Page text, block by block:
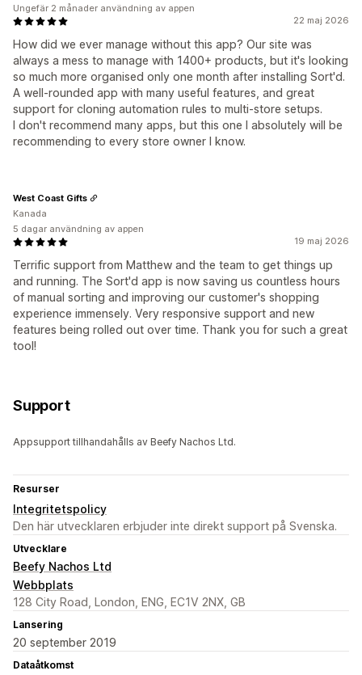
22 maj 2026
How did we ever manage without this app? Our site was
always a mess to manage with 1400+ products, but it's looking
so much more organised only one month after installing Sort'd.
A well-rounded app with many useful features, and great
support for cloning automation rules to multi-store setups.
I don't recommend many apps, but this one I absolutely will be
recommending to every store owner I know.
Ungefär 2 månader användning av appen
19 maj 2026
Terrific support from Matthew and the team to get things up
and running. The Sort'd app is now saving us countless hours
of manual sorting and improving our customer's shopping
experience immensely. Very responsive support and new
features being rolled out over time. Thank you for such a great
tool!
West Coast Gifts
Kanada
5 dagar användning av appen
Support
Appsupport tillhandahålls av Beefy Nachos Ltd.
Resurser
Integritetspolicy
Den här utvecklaren erbjuder inte direkt support på Svenska.
Utvecklare
Beefy Nachos Ltd
Webbplats
128 City Road, London, ENG, EC1V 2NX, GB
Lansering
20 september 2019
Dataåtkomst